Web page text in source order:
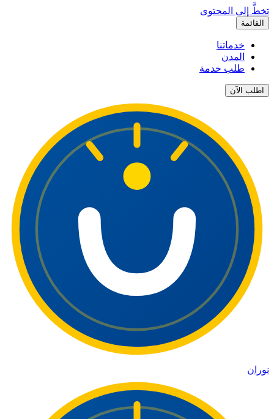
تخطَّ إلى المحتوى
القائمة
خدماتنا
المدن
طلب خدمة
اطلب الآن
نوران